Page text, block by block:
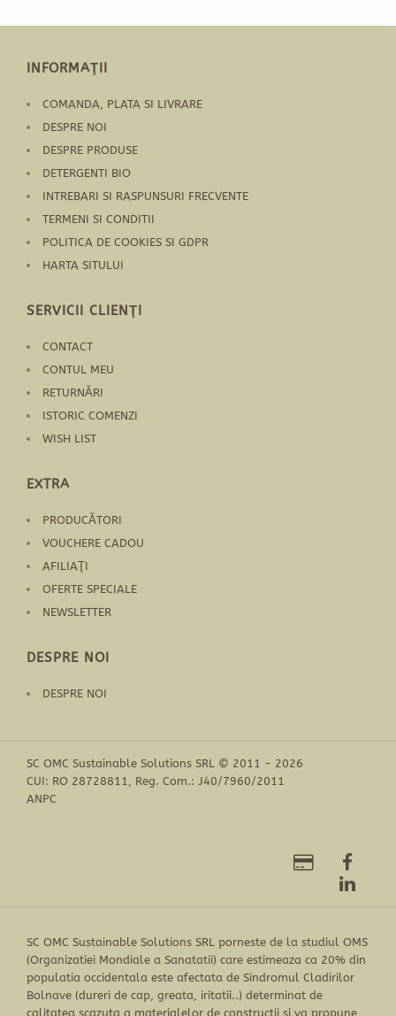
INFORMAŢII
COMANDA, PLATA SI LIVRARE
DESPRE NOI
DESPRE PRODUSE
DETERGENTI BIO
INTREBARI SI RASPUNSURI FRECVENTE
TERMENI SI CONDITII
POLITICA DE COOKIES SI GDPR
HARTA SITULUI
SERVICII CLIENŢI
CONTACT
CONTUL MEU
RETURNĂRI
ISTORIC COMENZI
WISH LIST
EXTRA
PRODUCĂTORI
VOUCHERE CADOU
AFILIAŢI
OFERTE SPECIALE
NEWSLETTER
DESPRE NOI
DESPRE NOI
SC OMC Sustainable Solutions SRL © 2011 - 2026
CUI: RO 28728811, Reg. Com.: J40/7960/2011
ANPC
SC OMC Sustainable Solutions SRL porneste de la studiul OMS
(Organizatiei Mondiale a Sanatatii) care estimeaza ca 20% din
populatia occidentala este afectata de Sindromul Cladirilor
Bolnave (dureri de cap, greata, iritatii..) determinat de
calitatea scazuta a materialelor de constructii si va propune